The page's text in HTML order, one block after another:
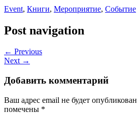
Event, Книги, Мероприятие, Событие
Post navigation
← Previous
Next →
Добавить комментарий
Ваш адрес email не будет
помечены *